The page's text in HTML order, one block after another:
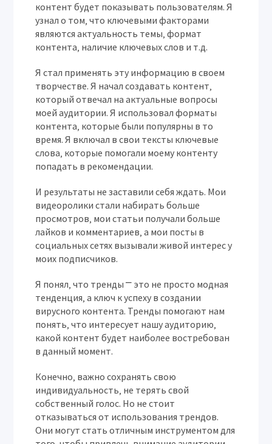
контент будет показывать пользователям. Я
узнал о том‚ что ключевыми факторами
являются актуальность темы‚ формат
контента‚ наличие ключевых слов и т.д.
Я стал применять эту информацию в своем
творчестве. Я начал создавать контент‚
который отвечал на актуальные вопросы
моей аудитории. Я использовал форматы
контента‚ которые были популярны в то
время. Я включал в свои тексты ключевые
слова‚ которые помогали моему контенту
попадать в рекомендации.
И результаты не заставили себя ждать. Мои
видеоролики стали набирать больше
просмотров‚ мои статьи получали больше
лайков и комментариев‚ а мои посты в
социальных сетях вызывали живой интерес у
моих подписчиков.
Я понял‚ что тренды ⎻ это не просто модная
тенденция‚ а ключ к успеху в создании
вирусного контента. Тренды помогают нам
понять‚ что интересует нашу аудиторию‚
какой контент будет наиболее востребован
в данный момент.
Конечно‚ важно сохранять свою
индивидуальность‚ не терять свой
собственный голос. Но не стоит
отказываться от использования трендов.
Они могут стать отличным инструментом для